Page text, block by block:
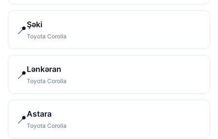
📍Şəki
Toyota Corolla
📍Lənkəran
Toyota Corolla
📍Astara
Toyota Corolla